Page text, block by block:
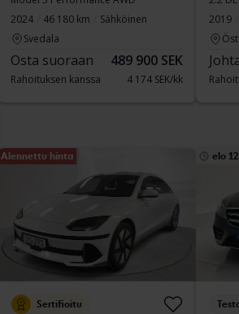
2024
46 180 km
Sähköinen
Svedala
Osta suoraan 489 900 SEK
Rahoituksen kanssa 4 174 SEK/kk
2019
Alennettu hinta
Sertifioitu
elo 12